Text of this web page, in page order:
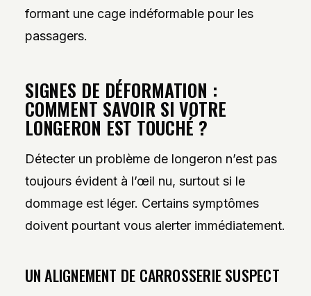
formant une cage indéformable pour les
passagers.
SIGNES DE DÉFORMATION :
COMMENT SAVOIR SI VOTRE
LONGERON EST TOUCHÉ ?
Détecter un problème de longeron n’est pas
toujours évident à l’œil nu, surtout si le
dommage est léger. Certains symptômes
doivent pourtant vous alerter immédiatement.
UN ALIGNEMENT DE CARROSSERIE SUSPECT